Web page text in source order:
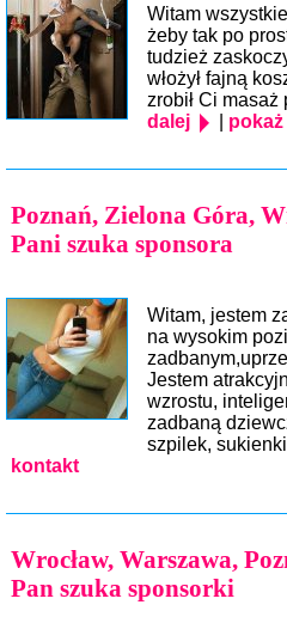
Witam
żeby tak po
tudzież
włożył fajną
zrobił Ci masaż
dalej
Poznań, Zielona Góra,
Pani szuka sponsora
Witam, jestem
na wysokim
Jestem
wzrostu,
zadbaną
szpilek,
kontakt
Wrocław, Warszawa,
Pan szuka sponsorki